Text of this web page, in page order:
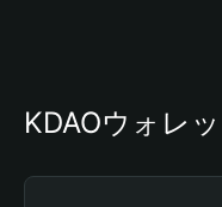
KDAOウォレ